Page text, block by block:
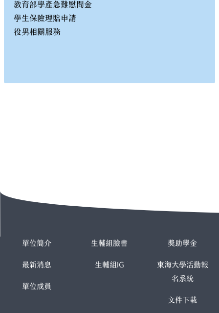
教育部學產急難慰問金
學生保險理賠申請
役男相關服務
單位簡介
最新消息
單位成員
生輔組臉書
生輔組IG
獎助學金
東海大學活動報
名系統
文件下載